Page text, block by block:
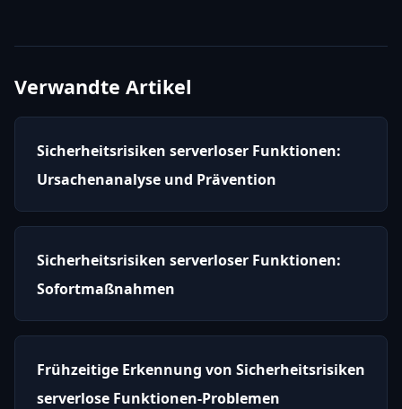
Verwandte Artikel
Sicherheitsrisiken serverloser Funktionen:
Ursachenanalyse und Prävention
Sicherheitsrisiken serverloser Funktionen:
Sofortmaßnahmen
Frühzeitige Erkennung von Sicherheitsrisiken
serverlose Funktionen-Problemen